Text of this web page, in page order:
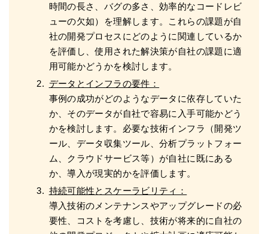
時間の長さ、バグの多さ、効率的なコードレビ
ューの欠如）を理解します。これらの課題が自
社の開発プロセスにどのように関連しているか
を評価し、使用された解決策が自社の課題に適
用可能かどうかを検討します。
データとインフラの要件：
事例の成功がどのようなデータに依存していた
か、そのデータが自社で容易に入手可能かどう
かを検討します。必要な技術インフラ（開発ツ
ール、データ収集ツール、分析プラットフォー
ム、クラウドサービス等）が自社に既にある
か、導入が現実的かを評価します。
持続可能性とスケーラビリティ：
導入技術のメンテナンスやアップグレードの必
要性、コストを考慮し、技術が将来的に自社の